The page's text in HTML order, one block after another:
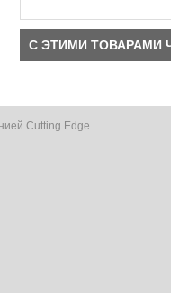
С ЭТИМИ ТОВАРАМИ
Cutting Edge